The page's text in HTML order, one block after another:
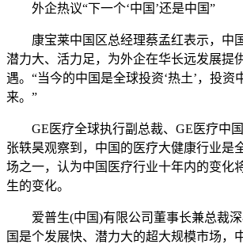
外企热议“下一个‘中国’还是中国”
康宝莱中国区总经理蔡孟红表示，中国
潜力大、活力足，为外企在华长远发展提
遇。“当今的中国是全球投资‘热土’，投资
来。”
GE医疗全球执行副总裁、GE医疗中国
张轶昊观察到，中国的医疗大健康行业是
场之一，认为中国医疗行业十年内的变化
生的变化。
爱普生(中国)有限公司董事长兼总裁深
国是个发展快、潜力大的超大规模市场，